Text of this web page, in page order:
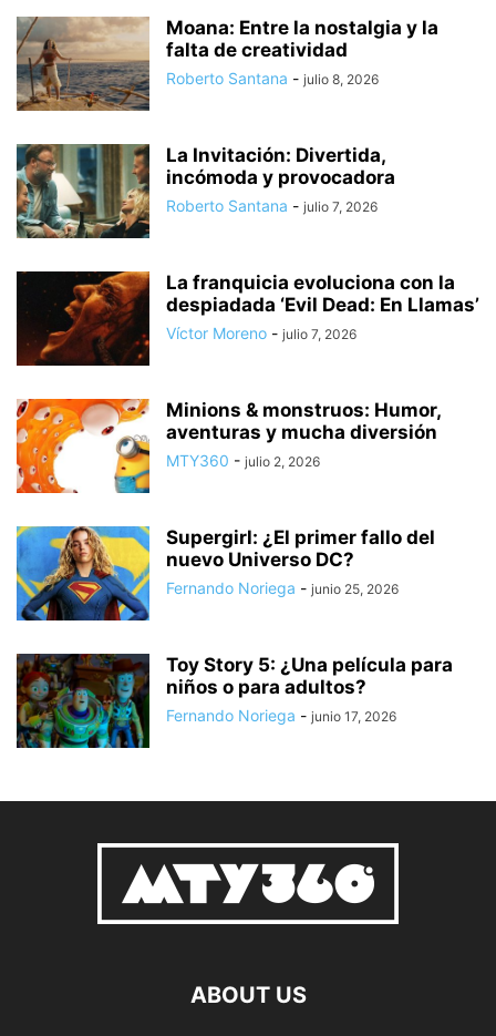
Moana: Entre la nostalgia y la
falta de creatividad
Roberto Santana - julio 8, 2026
La Invitación: Divertida,
incómoda y provocadora
Roberto Santana - julio 7, 2026
La franquicia evoluciona con la
despiadada ‘Evil Dead: En Llamas’
Víctor Moreno - julio 7, 2026
Minions & monstruos: Humor,
aventuras y mucha diversión
MTY360 - julio 2, 2026
Supergirl: ¿El primer fallo del
nuevo Universo DC?
Fernando Noriega - junio 25, 2026
Toy Story 5: ¿Una película para
niños o para adultos?
Fernando Noriega - junio 17, 2026
ABOUT US